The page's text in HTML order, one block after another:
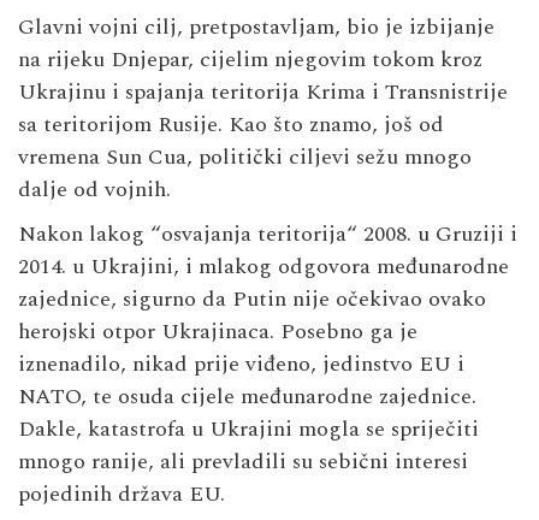
Glavni vojni cilj, pretpostavljam, bio je izbijanje
na rijeku Dnjepar, cijelim njegovim tokom kroz
Ukrajinu i spajanja teritorija Krima i Transnistrije
sa teritorijom Rusije. Kao što znamo, još od
vremena Sun Cua, politički ciljevi sežu mnogo
dalje od vojnih.
Nakon lakog “osvajanja teritorija“ 2008. u Gruziji i
2014. u Ukrajini, i mlakog odgovora međunarodne
zajednice, sigurno da Putin nije očekivao ovako
herojski otpor Ukrajinaca. Posebno ga je
iznenadilo, nikad prije viđeno, jedinstvo EU i
NATO, te osuda cijele međunarodne zajednice.
Dakle, katastrofa u Ukrajini mogla se spriječiti
mnogo ranije, ali prevladili su sebični interesi
pojedinih država EU.